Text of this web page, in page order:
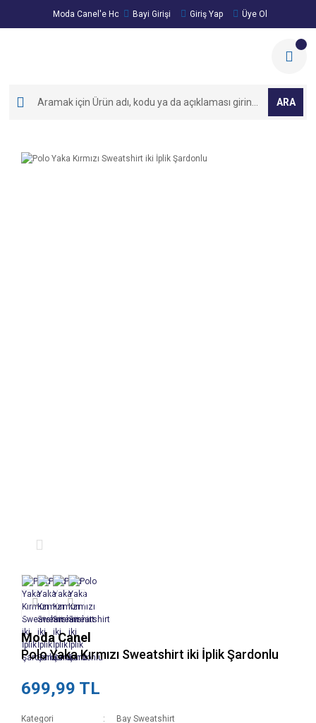
Moda Canel'e Hoşgeldiniz!
Bayi Girişi Giriş Yap Üye Ol
ARA
Moda Canel
Polo Yaka Kırmızı Sweatshirt iki İplik Şardonlu
699,99 TL
Kategori
Bay Sweatshirt